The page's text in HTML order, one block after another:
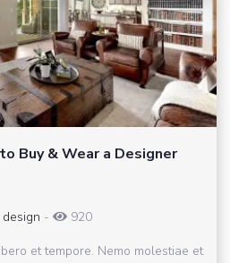
Buy & Wear a Designer
-
920
et tempore. Nemo molestiae et